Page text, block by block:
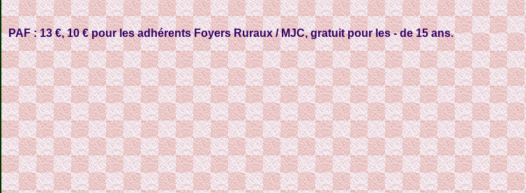
PAF : 13 €, 10 € pour les adhérents Foyers Ruraux / MJC, gratuit pour les - de 15 ans.